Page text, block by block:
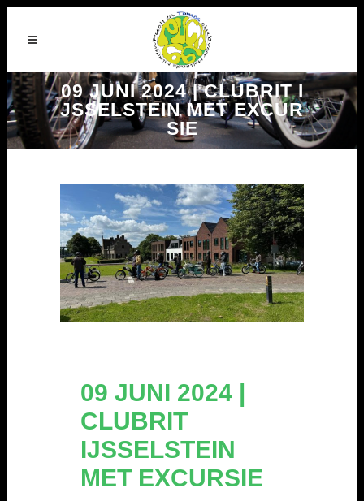
09 JUNI 2024 | CLUBRIT I
JSSELSTEIN MET EXCUR
SIE
09 JUNI 2024 |
CLUBRIT
IJSSELSTEIN
MET EXCURSIE